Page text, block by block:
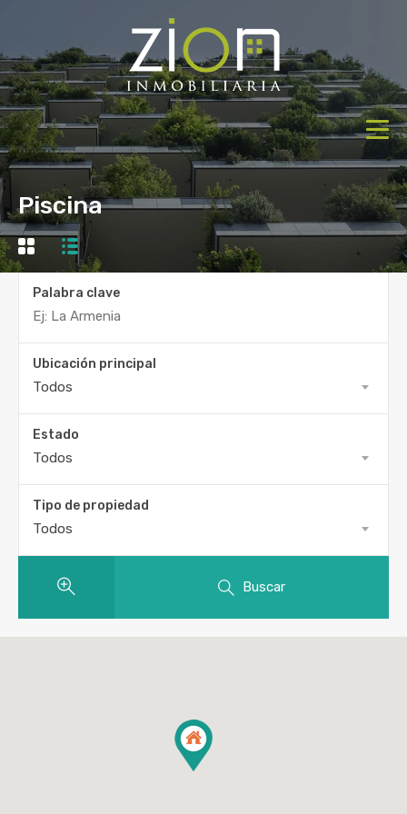
Piscina
Palabra clave
Ubicación principal
Todos
Estado
Todos
Tipo de propiedad
Todos
Buscar